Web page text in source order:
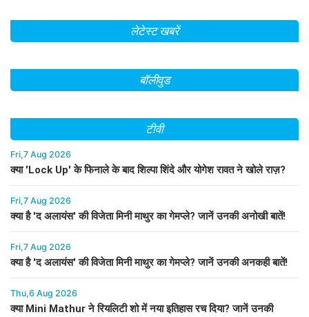
लेटेस्ट खबरें
बॉलीवुड
टीवी
Fri,7 Aug 2026
क्या 'Lock Up' के फिनाले के बाद शिल्पा शिंदे और योगेश रावत ने खोले राज़?
Fri,7 Aug 2026
क्या है 'द अलायंस' की विजेता मिनी माथुर का गेमप्ले? जानें उनकी अनोखी बातें!
Fri,7 Aug 2026
क्या है 'द अलायंस' की विजेता मिनी माथुर का गेमप्ले? जानें उनकी अनकही बातें!
Thu,6 Aug 2026
क्या Mini Mathur ने रियलिटी शो में नया इतिहास रच दिया? जानें उनकी